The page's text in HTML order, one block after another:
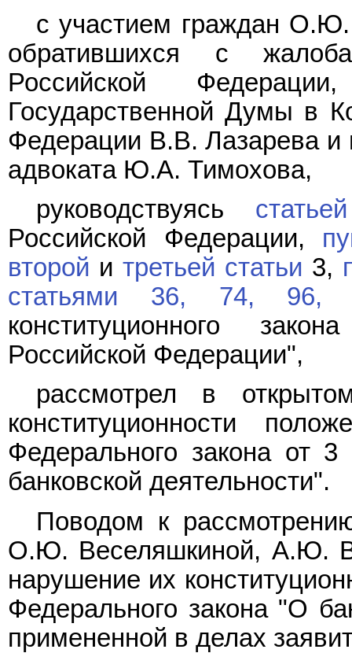
с участием граждан
обратившихся с
Российской
Государственной Думы в
Федерации В.В. Лазарева и
адвоката Ю.А. Тимохова,
руководствуясь
Российской Федерации,
второй и третьей статьи 3,
статьями 36,
74,
96,
конституционного
Российской Федерации",
рассмотрел в
конституционности
Федерального закона от
банковской деятельности".
Поводом к
О.Ю. Веселяшкиной, А.Ю.
нарушение их
Федерального закона "О
примененной в делах